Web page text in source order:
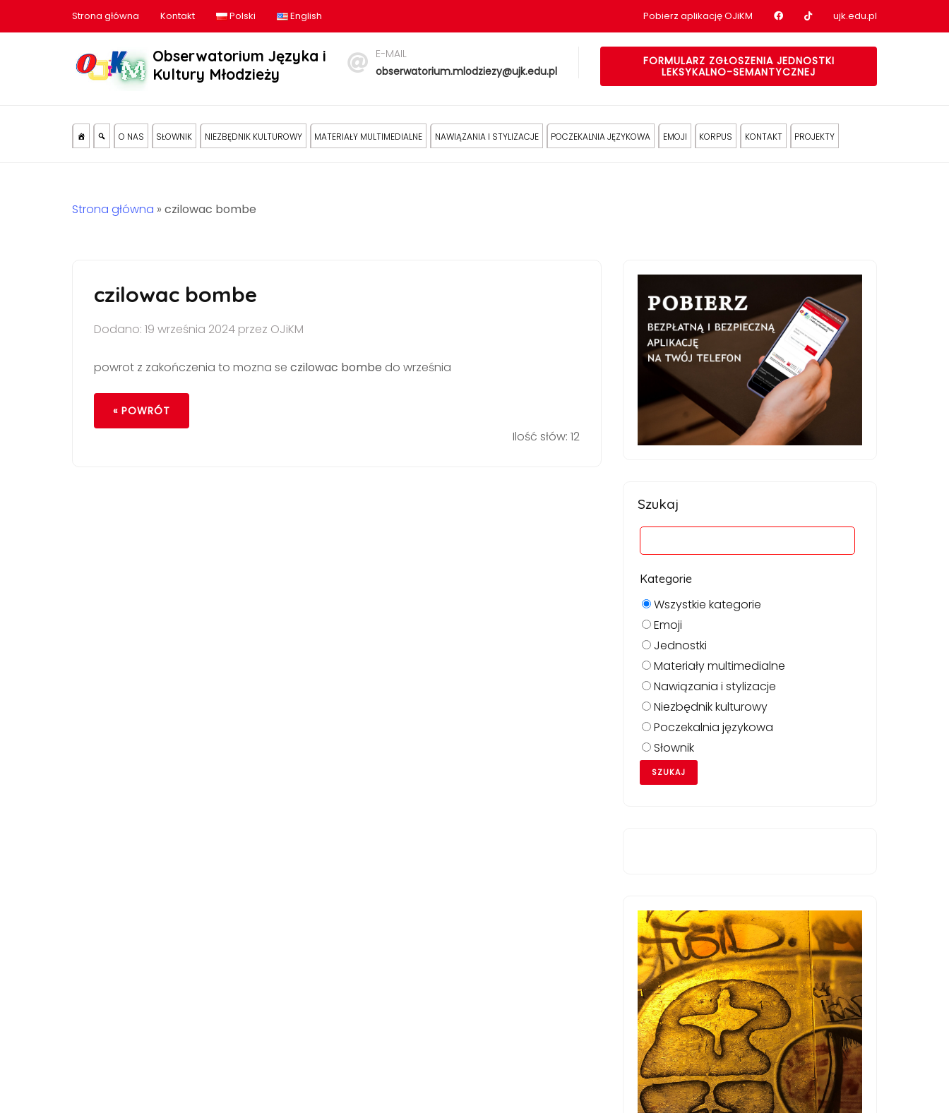
Strona główna Kontakt Polski English Pobierz aplikację OJiKM Nasz profil na Facebook
Nasz profil na tiktok
ujk.edu.pl
Obserwatorium Języka i
Kultury Młodzieży
E-MAIL
obserwatorium.mlodziezy@ujk.edu.pl
FORMULARZ ZGŁOSZENIA JEDNOSTKI
LEKSYKALNO-SEMANTYCZNEJ
O NAS SŁOWNIK NIEZBĘDNIK KULTUROWY MATERIAŁY MULTIMEDIALNE NAWIĄZANIA I STYLIZACJE POCZEKALNIA JĘZYKOWA EMOJI KORPUS KONTAKT PROJEKTY
Strona główna » czilowac bombe
czilowac bombe
Dodano: 19 września 2024 przez OJiKM
powrot z zakończenia to mozna se czilowac bombe do września
« POWRÓT
Ilość słów: 12
Szukaj
Kategorie
Wszystkie kategorie
Emoji
Jednostki
Materiały multimedialne
Nawiązania i stylizacje
Niezbędnik kulturowy
Poczekalnia językowa
Słownik